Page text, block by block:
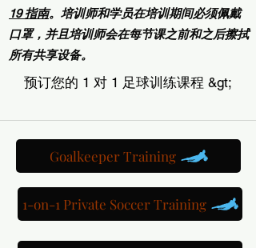
19 指南。培训师和学员在培训期间必须佩戴
口罩，并且培训师会在每节课之前和之后擦拭
所有共享设备。
预订您的 1 对 1 足球训练课程 &gt;
Goalkeeper Training
1-on-1 Private Soccer Training